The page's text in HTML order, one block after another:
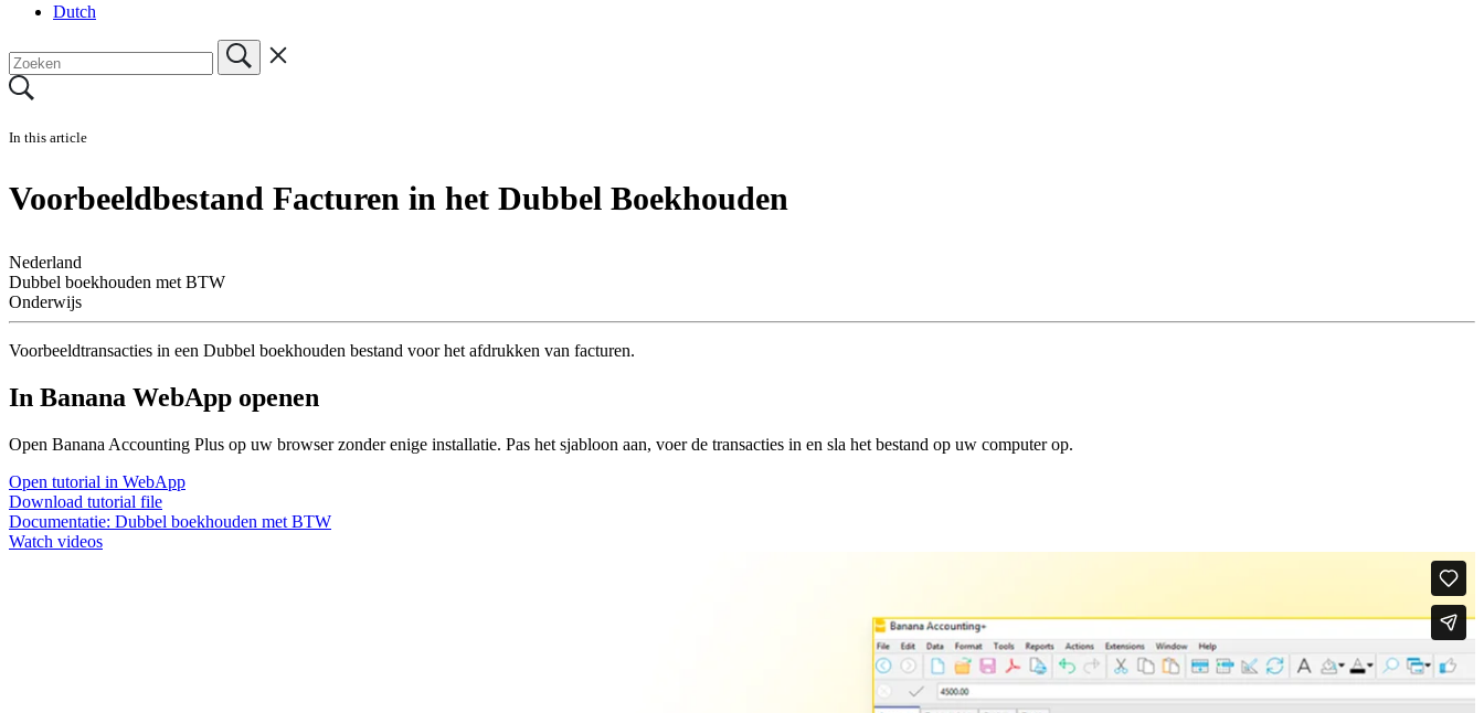
Dutch
In this article
Voorbeeldbestand Facturen in het Dubbel Boekhouden
Nederland
Dubbel boekhouden met BTW
Onderwijs
Voorbeeldtransacties in een Dubbel boekhouden bestand voor het afdrukken van facturen.
In Banana WebApp openen
Open Banana Accounting Plus op uw browser zonder enige installatie. Pas het sjabloon aan, voer de transacties in en sla het bestand op uw computer op.
Open tutorial in WebApp
Download tutorial file
Documentatie: Dubbel boekhouden met BTW
Watch videos